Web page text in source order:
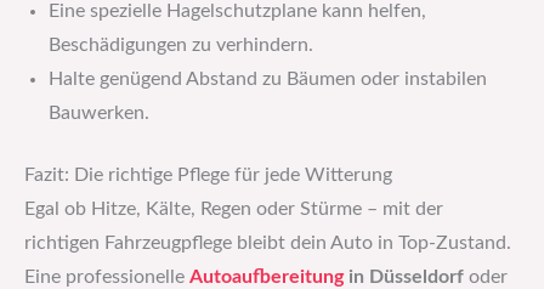
Eine spezielle Hagelschutzplane kann helfen,
Beschädigungen zu verhindern.
Halte genügend Abstand zu Bäumen oder instabilen
Bauwerken.
Fazit: Die richtige Pflege für jede Witterung
Egal ob Hitze, Kälte, Regen oder Stürme – mit der
richtigen Fahrzeugpflege bleibt dein Auto in Top-Zustand.
Eine professionelle Autoaufbereitungin Düsseldorf oder